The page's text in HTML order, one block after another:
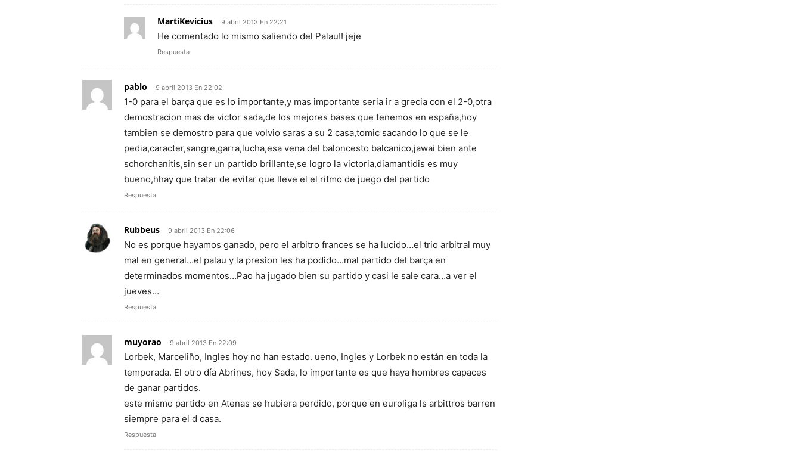
MartiKevicius 9 abril 2013 En 22:21
He comentado lo mismo saliendo del Palau!! jeje
Respuesta
pablo 9 abril 2013 En 22:02
1-0 para el barça que es lo importante,y mas importante seria ir a grecia con el 2-0,otra
demostracion mas de victor sada,de los mejores bases que tenemos en españa,hoy
tambien se demostro para que volvio saras a su 2 casa,tomic sacando lo que se le
pedia,caracter,sangre,garra,lucha,esa vena del baloncesto balcanico,jawai bien ante
schorchanitis,sin ser un partido brillante,se logro la victoria,diamantidis es muy
bueno,hhay que tratar de evitar que lleve el el ritmo de juego del partido
Respuesta
Rubbeus 9 abril 2013 En 22:06
No es porque hayamos ganado, pero el arbitro frances se ha lucido…el trio arbitral muy
mal en general…el palau y la presion les ha podido…mal partido del barça en
determinados momentos…Pao ha jugado bien su partido y casi le sale cara…a ver el
jueves…
Respuesta
muyorao 9 abril 2013 En 22:09
Lorbek, Marceliño, Ingles hoy no han estado. ueno, Ingles y Lorbek no están en toda la
temporada. El otro día Abrines, hoy Sada, lo importante es que haya hombres capaces
de ganar partidos.
este mismo partido en Atenas se hubiera perdido, porque en euroliga ls arbittros barren
siempre para el d casa.
Respuesta